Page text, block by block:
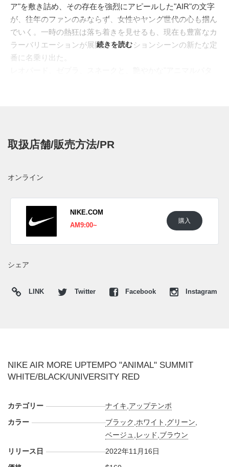
ア"を敷き詰め、その存在を強烈にアピールした"AIR"の文字
が、往年のファンのみならず、女性やヤング世代の心も掴ん
でいく。一時の熱狂は落ち着きを見せるも、現在も豊富なカ
ラーバリエーションが展開。ファッションシーンの新たな定
番に名乗り出た。
ルとなっているが、ストリート映えするカラーリングは、メ
UPDATE
日本国内では2022年11月16日より、NIKE.COMにて発売予
定。価格は21,450円 (税込)。 また新たな情報が入り次第、ス
ニーカーウォーズの
続きを読む
取扱店舗/販売方法/PR
オンライン
NIKE.COM
AM9:00~
購入
シェア
LINK Twitter Facebook Instagram
NIKE AIR MORE UPTEMPO "ANIMAL" SUMMIT
WHITE/BLACK/UNIVERSITY RED
カテゴリー ナイキ アップテンポ
カラー
ブラック ホワイト グリーン
ベージュ
レッド ブラウン
リリース日
2022年11月16日